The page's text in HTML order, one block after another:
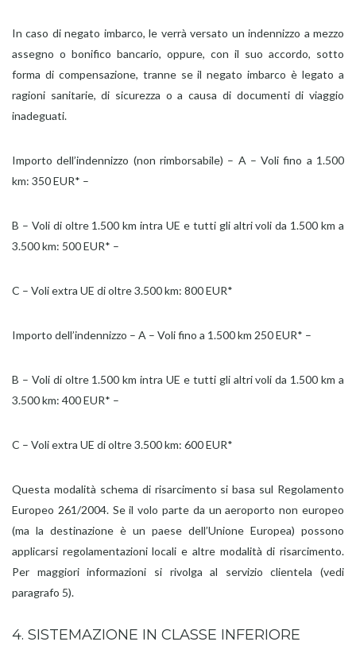
In caso di negato imbarco, le verrà versato un indennizzo a mezzo
assegno o bonifico bancario, oppure, con il suo accordo, sotto
forma di compensazione, tranne se il negato imbarco è legato a
ragioni sanitarie, di sicurezza o a causa di documenti di viaggio
inadeguati.
Importo dell’indennizzo (non rimborsabile) – A – Voli fino a 1.500
km: 350 EUR* –
B – Voli di oltre 1.500 km intra UE e tutti gli altri voli da 1.500 km a
3.500 km: 500 EUR* –
C – Voli extra UE di oltre 3.500 km: 800 EUR*
Importo dell’indennizzo – A – Voli fino a 1.500 km 250 EUR* –
B – Voli di oltre 1.500 km intra UE e tutti gli altri voli da 1.500 km a
3.500 km: 400 EUR* –
C – Voli extra UE di oltre 3.500 km: 600 EUR*
Questa modalità schema di risarcimento si basa sul Regolamento
Europeo 261/2004. Se il volo parte da un aeroporto non europeo
(ma la destinazione è un paese dell’Unione Europea) possono
applicarsi regolamentazioni locali e altre modalità di risarcimento.
Per maggiori informazioni si rivolga al servizio clientela (vedi
paragrafo 5).
4. SISTEMAZIONE IN CLASSE INFERIORE